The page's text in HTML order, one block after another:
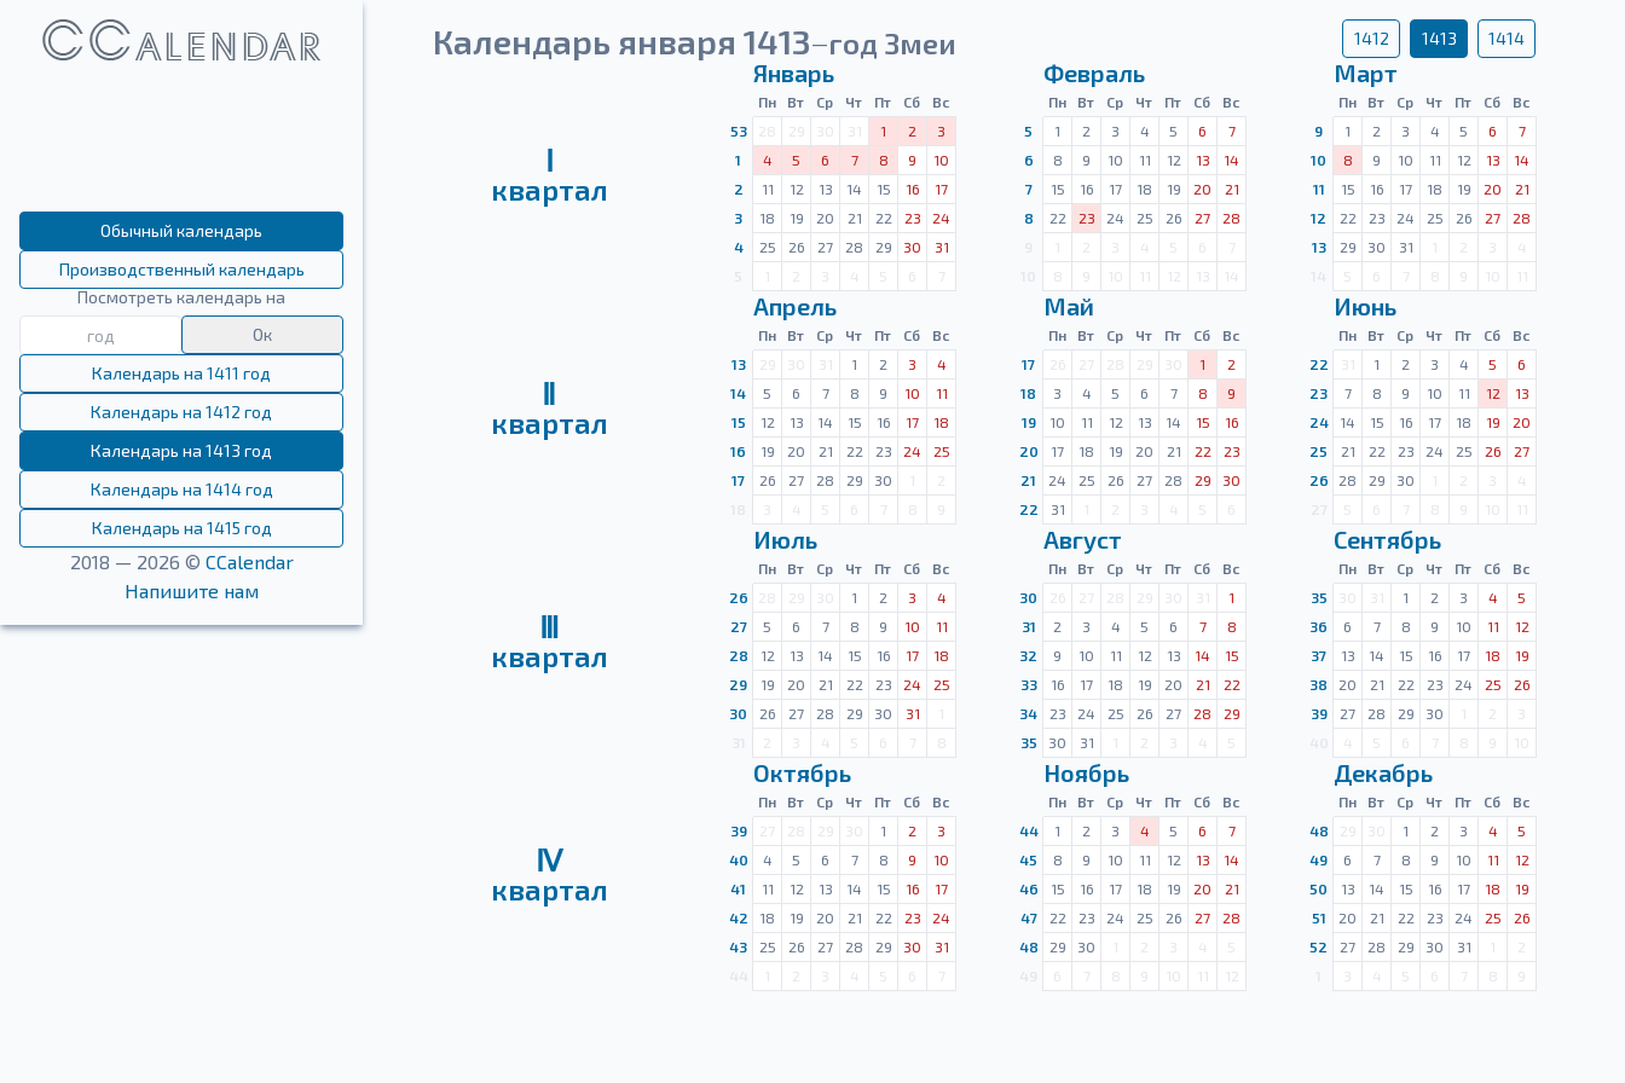
Обычный календарь
Производственный календарь
Посмотреть календарь на
Ок
Календарь на 1411 год
Календарь на 1412 год
Календарь на 1413 год
Календарь на 1414 год
Календарь на 1415 год
2018 — 2026 © CCalendar
Напишите нам
Календарь января 1413—год Змеи 1412 1413 1414
Ⅰ
квартал
Январь
Пн Вт Ср Чт Пт Сб
Вс
53
28 29 30 31 1 2
3
1
4 5 6 7 8 9
10
2
11 12 13 14 15 16
17
3
18 19 20 21 22 23
24
4
25 26 27 28 29 30
31
1 2 3 4 5 6 7
Февраль
Пн Вт Ср Чт Пт Сб
Вс
5
1 2 3 4 5 6
7
6
8 9 10 11 12 13
14
7
15 16 17 18 19 20
21
8
22 23 24 25 26 27
28
1 2 3 4 5 6
7
8 9 10 11 12 13 14
Март
Пн Вт Ср Чт Пт Сб
Вс
9
1 2 3 4 5 6
7
10
8 9 10 11 12 13
14
11
15 16 17 18 19 20
21
12
22 23 24 25 26 27
28
13
29 30 31 1 2 3
4
5 6 7 8 9 10 11
Ⅱ
квартал
Апрель
Пн Вт Ср Чт Пт Сб
Вс
13
29 30 31 1 2 3
4
14
5 6 7 8 9 10
11
15
12 13 14 15 16 17
18
16
19 20 21 22 23 24
25
17
26 27 28 29 30 1
2
3 4 5 6 7 8 9
Май
Пн Вт Ср Чт Пт Сб
Вс
17
26 27 28 29 30 1
2
18
3 4 5 6 7 8
9
19
10 11 12 13 14 15
16
20
17 18 19 20 21 22
23
21
24 25 26 27 28 29
30
22
31 1 2 3 4 5 6
Июнь
Пн Вт Ср Чт Пт Сб
Вс
22
31 1 2 3 4 5
6
23
7 8 9 10 11 12
13
24
14 15 16 17 18 19
20
25
21 22 23 24 25 26
27
26
28 29 30 1 2 3
4
5 6 7 8 9 10 11
Ⅲ
квартал
Июль
Пн Вт Ср Чт Пт Сб
Вс
26
28 29 30 1 2 3
4
27
5 6 7 8 9 10
11
28
12 13 14 15 16 17
18
29
19 20 21 22 23 24
25
30
26 27 28 29 30 31
1
2 3 4 5 6 7 8
Август
Пн Вт Ср Чт Пт Сб
Вс
30
26 27 28 29 30 31
1
31
2 3 4 5 6 7
8
32
9 10 11 12 13 14
15
33
16 17 18 19 20 21
22
34
23 24 25 26 27 28
29
35
30 31 1 2 3 4 5
Сентябрь
Пн Вт Ср Чт Пт Сб
Вс
35
30 31 1 2 3 4
5
36
6 7 8 9 10 11
12
37
13 14 15 16 17 18
19
38
20 21 22 23 24 25
26
39
27 28 29 30 1 2
3
4 5 6 7 8 9 10
Ⅳ
квартал
Октябрь
Пн Вт Ср Чт Пт Сб
Вс
39
27 28 29 30 1 2
3
40
4 5 6 7 8 9
10
41
11 12 13 14 15 16
17
42
18 19 20 21 22 23
24
43
25 26 27 28 29 30
31
1 2 3 4 5 6 7
Ноябрь
Пн Вт Ср Чт Пт Сб
Вс
44
1 2 3 4 5 6
7
45
8 9 10 11 12 13
14
46
15 16 17 18 19 20
21
47
22 23 24 25 26 27
28
48
29 30 1 2 3 4
5
6 7 8 9 10 11 12
Декабрь
Пн Вт Ср Чт Пт Сб
Вс
48
29 30 1 2 3 4
5
49
6 7 8 9 10 11
12
50
13 14 15 16 17 18
19
51
20 21 22 23 24 25
26
52
27 28 29 30 31 1
2
3 4 5 6 7 8 9